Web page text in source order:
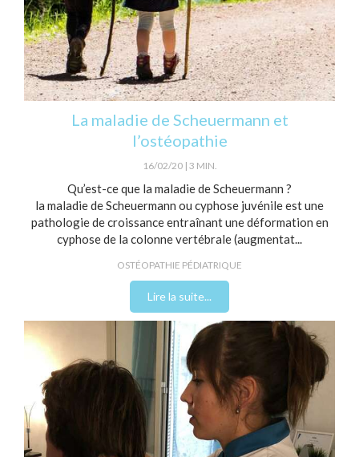
La maladie de Scheuermann et
l’ostéopathie
16/02/20 3 MIN.
Qu’est-ce que la maladie de Scheuermann ?
la maladie de Scheuermann ou cyphose juvénile est une
pathologie de croissance entraînant une déformation en
cyphose de la colonne vertébrale (augmentat...
OSTÉOPATHIE PÉDIATRIQUE
Lire la suite...